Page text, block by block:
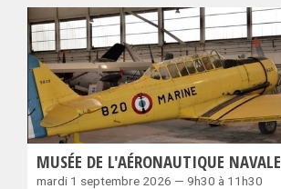
MUSÉE DE L'AÉRONAUTIQUE NAVALE
mardi 1 septembre 2026 — 9h30 à 11h30